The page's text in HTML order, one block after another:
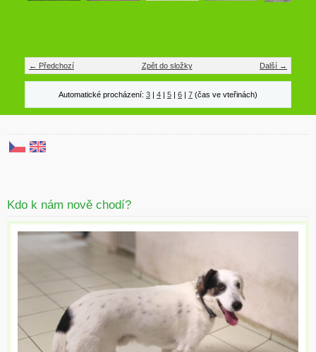
← Předchozí Další →
Zpět do složky
Automatické procházení: 3 | 4 | 5 | 6 | 7 (čas ve vteřinách)
Kdo k nám nově chodí?